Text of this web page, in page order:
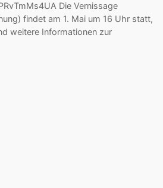
Die Vernissage
findet am 1. Mai um 16 Uhr statt,
weitere Informationen zur